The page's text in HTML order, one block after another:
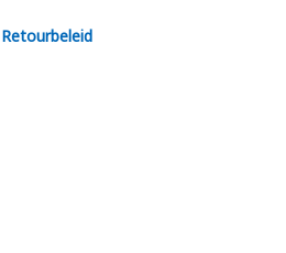
Retourbeleid